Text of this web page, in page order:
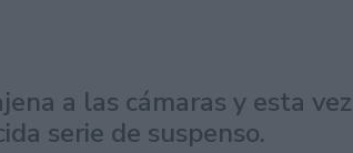
a las cámaras y esta vez
serie de suspenso.